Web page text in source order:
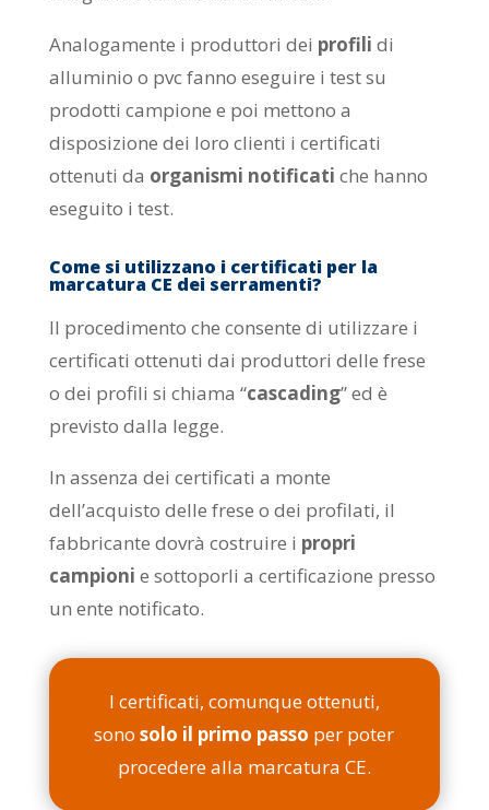
Analogamente i produttori dei profili di
alluminio o pvc fanno eseguire i test su
prodotti campione e poi mettono a
disposizione dei loro clienti i certificati
ottenuti da organismi notificati che hanno
eseguito i test.
Come si utilizzano i certificati per la
marcatura CE dei serramenti?
Il procedimento che consente di utilizzare i
certificati ottenuti dai produttori delle frese
o dei profili si chiama “cascading” ed è
previsto dalla legge.
In assenza dei certificati a monte
dell’acquisto delle frese o dei profilati, il
fabbricante dovrà costruire i propri
campioni e sottoporli a certificazione presso
un ente notificato.
I certificati, comunque ottenuti,
sono solo il primo passo per poter
procedere alla marcatura CE.